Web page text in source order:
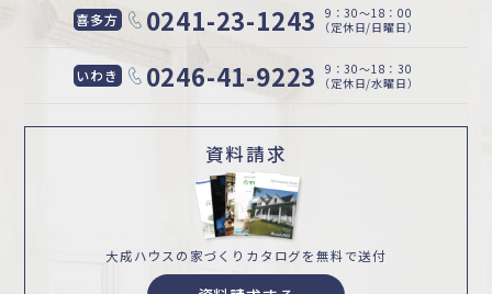
喜多方 0241-23-1243
9：30〜18：00
（定休日/日曜日）
いわき 0246-41-9223
9：30〜18：30
（定休日/水曜日）
資料請求
大成ハウスの家づくり カタログを無料で送付